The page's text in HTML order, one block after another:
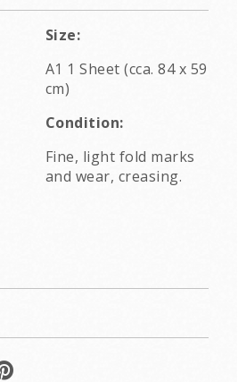
Size:
A1 1 Sheet (cca. 84 x 59
cm)
Condition:
Fine, light fold marks
and wear, creasing.